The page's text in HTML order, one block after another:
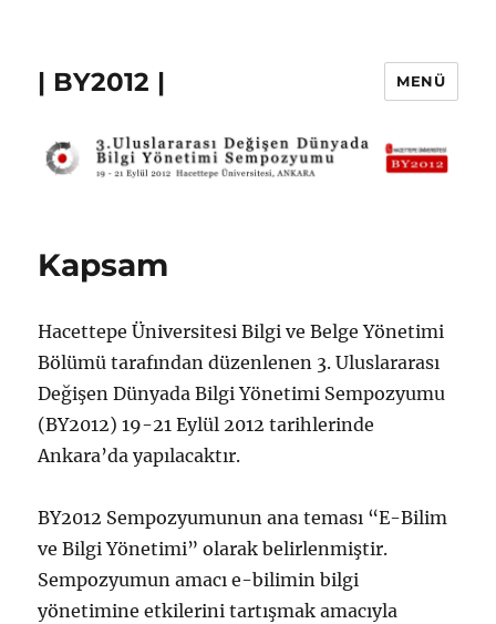
| BY2012 | MENÜ
Kapsam
Hacettepe Üniversitesi Bilgi ve Belge Yönetimi
Bölümü tarafından düzenlenen 3. Uluslararası
Değişen Dünyada Bilgi Yönetimi Sempozyumu
(BY2012) 19-21 Eylül 2012 tarihlerinde
Ankara’da yapılacaktır.
BY2012 Sempozyumunun ana teması “E-Bilim
ve Bilgi Yönetimi” olarak belirlenmiştir.
Sempozyumun amacı e-bilimin bilgi
yönetimine etkilerini tartışmak amacıyla